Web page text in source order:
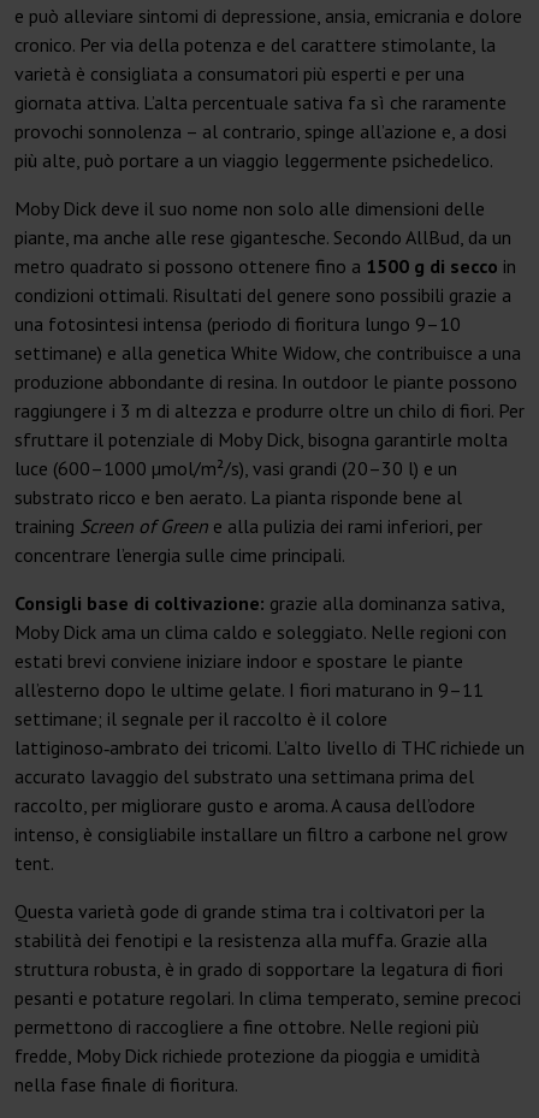
e può alleviare sintomi di depressione, ansia, emicrania e dolore
cronico. Per via della potenza e del carattere stimolante, la
varietà è consigliata a consumatori più esperti e per una
giornata attiva. L’alta percentuale sativa fa sì che raramente
provochi sonnolenza – al contrario, spinge all’azione e, a dosi
più alte, può portare a un viaggio leggermente psichedelico.
Moby Dick deve il suo nome non solo alle dimensioni delle
piante, ma anche alle rese gigantesche. Secondo AllBud, da un
metro quadrato si possono ottenere fino a 1500 g di secco in
condizioni ottimali. Risultati del genere sono possibili grazie a
una fotosintesi intensa (periodo di fioritura lungo 9–10
settimane) e alla genetica White Widow, che contribuisce a una
produzione abbondante di resina. In outdoor le piante possono
raggiungere i 3 m di altezza e produrre oltre un chilo di fiori. Per
sfruttare il potenziale di Moby Dick, bisogna garantirle molta
luce (600–1000 µmol/m²/s), vasi grandi (20–30 l) e un
substrato ricco e ben aerato. La pianta risponde bene al
training Screen of Green e alla pulizia dei rami inferiori, per
concentrare l’energia sulle cime principali.
Consigli base di coltivazione: grazie alla dominanza sativa,
Moby Dick ama un clima caldo e soleggiato. Nelle regioni con
estati brevi conviene iniziare indoor e spostare le piante
all’esterno dopo le ultime gelate. I fiori maturano in 9–11
settimane; il segnale per il raccolto è il colore
lattiginoso‑ambrato dei tricomi. L’alto livello di THC richiede un
accurato lavaggio del substrato una settimana prima del
raccolto, per migliorare gusto e aroma. A causa dell’odore
intenso, è consigliabile installare un filtro a carbone nel grow
tent.
Questa varietà gode di grande stima tra i coltivatori per la
stabilità dei fenotipi e la resistenza alla muffa. Grazie alla
struttura robusta, è in grado di sopportare la legatura di fiori
pesanti e potature regolari. In clima temperato, semine precoci
permettono di raccogliere a fine ottobre. Nelle regioni più
fredde, Moby Dick richiede protezione da pioggia e umidità
nella fase finale di fioritura.